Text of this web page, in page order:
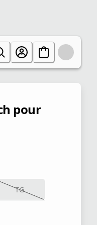
pour
TG